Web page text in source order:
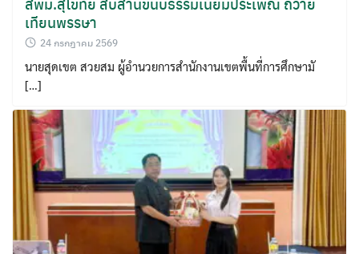
เทียนพรรษา
24 กรกฎาคม 2569
นายสุดเขต สวยสม ผู้อำนวยการสำนักงานเขตพื้นที่การศึกษามั
[…]